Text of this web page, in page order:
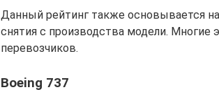
Данный рейтинг также основывается
снятия с производства модели.
перевозчиков.
Boeing 737